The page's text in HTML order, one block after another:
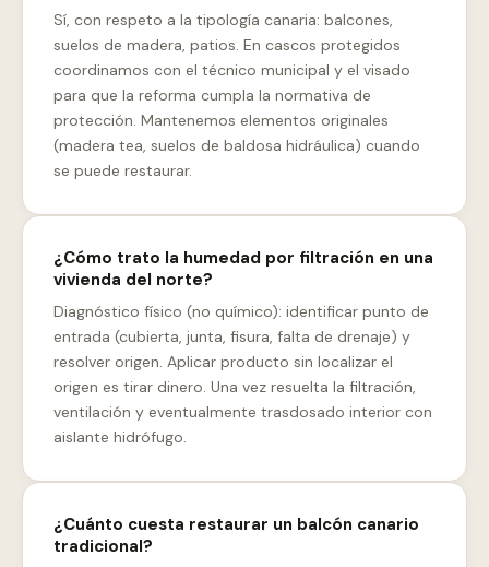
Sí, con respeto a la tipología canaria: balcones,
suelos de madera, patios. En cascos protegidos
coordinamos con el técnico municipal y el visado
para que la reforma cumpla la normativa de
protección. Mantenemos elementos originales
(madera tea, suelos de baldosa hidráulica) cuando
se puede restaurar.
¿Cómo trato la humedad por filtración en una
vivienda del norte?
Diagnóstico físico (no químico): identificar punto de
entrada (cubierta, junta, fisura, falta de drenaje) y
resolver origen. Aplicar producto sin localizar el
origen es tirar dinero. Una vez resuelta la filtración,
ventilación y eventualmente trasdosado interior con
aislante hidrófugo.
¿Cuánto cuesta restaurar un balcón canario
tradicional?